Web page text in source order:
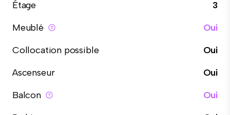
Étage
3
Meublé
Oui
Collocation possible
Oui
Ascenseur
Oui
Balcon
Oui